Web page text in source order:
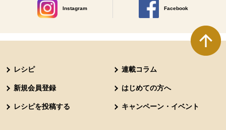
Instagram
別のウィンドウで開きます。
Facebook
別のウィンドウで開きます
レシピ 連載コラム
新規会員登録 はじめての方へ
レシピを投稿する キャンペーン・イベント